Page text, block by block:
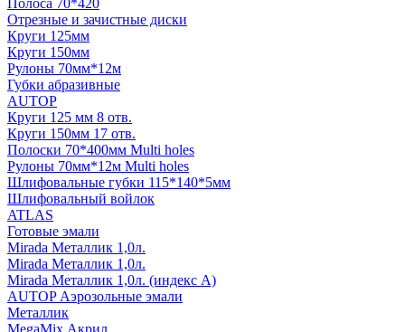
Полоса 70*420
Отрезные и зачистные диски
Круги 125мм
Круги 150мм
Рулоны 70мм*12м
Губки абразивные
AUTOP
Круги 125 мм 8 отв.
Круги 150мм 17 отв.
Полоски 70*400мм Multi holes
Рулоны 70мм*12м Multi holes
Шлифовальные губки 115*140*5мм
Шлифовальный войлок
ATLAS
Готовые эмали
Mirada Металлик 1,0л.
Mirada Металлик 1,0л.
Mirada Металлик 1,0л. (индекс А)
AUTOP Аэрозольные эмали
Металлик
MegaMix Акрил